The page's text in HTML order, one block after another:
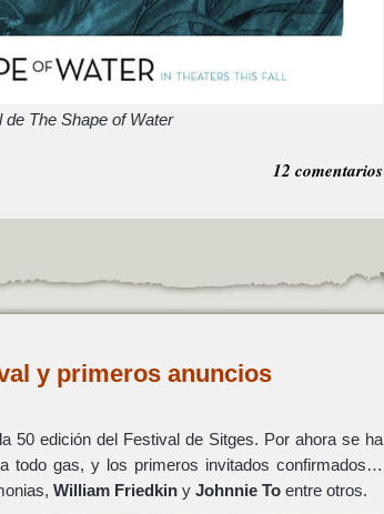
The Shape of Water
12 comentarios
y primeros anuncios
50 edición del Festival de Sitges. Por ahora se ha
todo gas, y los primeros invitados confirmados…
William Friedkiny Johnnie Toentre otros.